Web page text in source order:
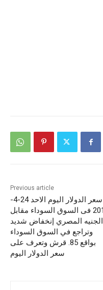
Previous article
سعر الدولار اليوم الاحد 24-4-
2016 فى السوق السوداء مقابل
الجنيه المصري إنخفاض شديد
وتراجع في السوق السوداء
بواقع 85. قرش وتعرف على
سعر الدولار اليوم